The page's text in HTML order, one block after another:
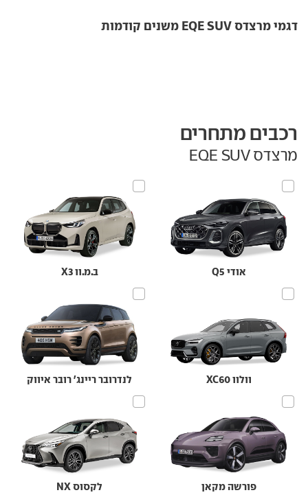
דגמי מרצדס EQE SUV משנים קודמות
רכבים מתחרים
מרצדס EQE SUV
אודי Q5 ב.מ.וו X3
וולוו XC60 לנדרובר ריינג' רובר איווק
פורשה מקאן לקסוס NX